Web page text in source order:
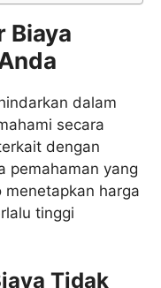
Biaya
dalam
secara
dengan
pemahaman yang
harga
tinggi
Tidak